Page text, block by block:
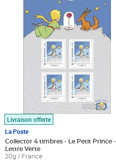
Livraison offerte
La Poste
Collector 4 timbres - Le Petit Prince -
Lettre Verte
20g / France